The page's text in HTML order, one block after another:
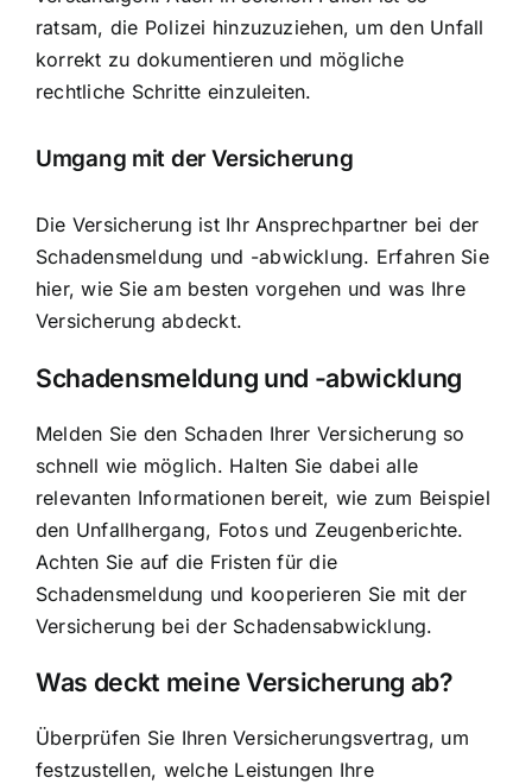
ratsam, die Polizei hinzuzuziehen, um den Unfall
korrekt zu dokumentieren und mögliche
rechtliche Schritte einzuleiten.
Umgang mit der Versicherung
Die Versicherung ist Ihr Ansprechpartner bei der
Schadensmeldung und -abwicklung. Erfahren Sie
hier, wie Sie am besten vorgehen und was Ihre
Versicherung abdeckt.
Schadensmeldung und -abwicklung
Melden Sie den Schaden Ihrer Versicherung so
schnell wie möglich. Halten Sie dabei alle
relevanten Informationen bereit, wie zum Beispiel
den Unfallhergang, Fotos und Zeugenberichte.
Achten Sie auf die Fristen für die
Schadensmeldung und kooperieren Sie mit der
Versicherung bei der Schadensabwicklung.
Was deckt meine Versicherung ab?
Überprüfen Sie Ihren Versicherungsvertrag, um
festzustellen, welche Leistungen Ihre